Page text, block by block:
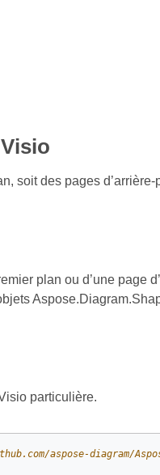
soit des pages
plan ou d’une page
particulière.
aspose-diagram/